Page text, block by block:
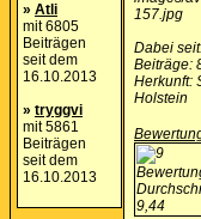
» Atli
mit 6805
Beiträgen
seit dem
16.10.2013
» tryggvi
mit 5861
Beiträgen
seit dem
16.10.2013
Dabei
Beiträge:
Herkunft:
Holstein